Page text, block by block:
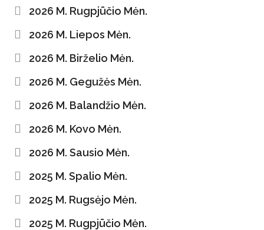
2026 M. Rugpjūčio Mėn.
2026 M. Liepos Mėn.
2026 M. Birželio Mėn.
2026 M. Gegužės Mėn.
2026 M. Balandžio Mėn.
2026 M. Kovo Mėn.
2026 M. Sausio Mėn.
2025 M. Spalio Mėn.
2025 M. Rugsėjo Mėn.
2025 M. Rugpjūčio Mėn.